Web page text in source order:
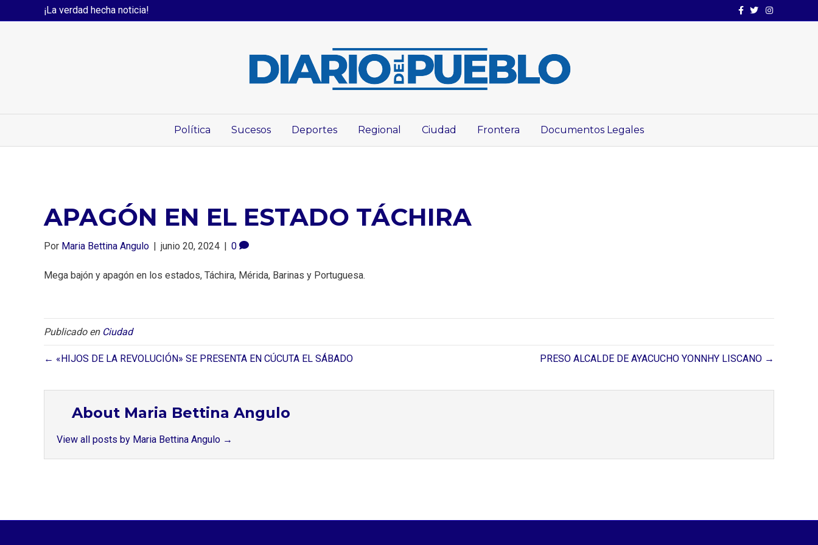
¡La verdad hecha noticia! Facebook
TwitterInstagram
Política Sucesos Deportes Regional Ciudad Frontera Documentos Legales
APAGÓN EN EL ESTADO TÁCHIRA
Por Maria Bettina Angulo | junio 20, 2024 | 0
Mega bajón y apagón en los estados, Táchira, Mérida, Barinas y Portuguesa.
Publicado en Ciudad
← «HIJOS DE LA REVOLUCIÓN» SE PRESENTA EN CÚCUTA EL SÁBADO PRESO ALCALDE DE AYACUCHO YONNHY LISCANO →
About Maria Bettina Angulo
View all posts by Maria Bettina Angulo →